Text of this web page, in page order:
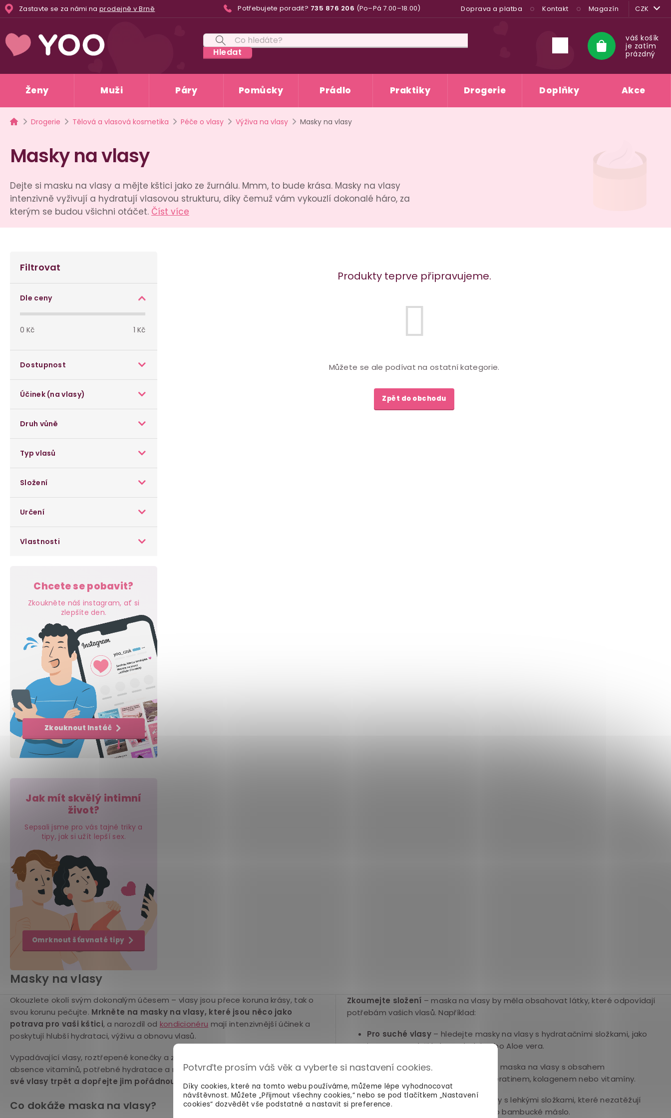
Potvrďte prosím váš věk a vyberte si nastavení cookies.
Díky cookies, které na tomto webu používáme, můžeme lépe vyhodnocovat
návštěvnost. Můžete „Přijmout všechny cookies,“ nebo se pod tlačítkem „Nastavení
cookies“ dozvědět vše podstatné a nastavit si preference.
Přejít
na
Zastavte se za námi na prodejně v Brně Potřebujete poradit? 735 876 206 (Po–Pá 7.00–18.00) Doprava a platba Kontakt Magazín CZK
Hledat
Nákupní
košík
váš košík
je zatím
prázdný
Ženy Muži Páry Pomůcky Prádlo Praktiky Drogerie Doplňky Akce
Domů
Drogerie Tělová a vlasová kosmetika Péče o vlasy Výživa na vlasy Masky na vlasy
Masky na vlasy
Dejte si masku na vlasy a mějte kštici jako ze žurnálu. Mmm, to bude krása. Masky na vlasy
intenzivně vyživují a hydratují vlasovou strukturu, díky čemuž vám vykouzlí dokonalé háro, za
kterým se budou všichni otáčet. Číst více
o
n
p
e
l
Filtrovat
Dle ceny
0 Kč 1 Kč
Dostupnost
Účinek (na vlasy)
Druh vůně
Typ vlasů
Složení
Určení
Vlastnosti
Chcete se pobavit?
Zkoukněte náš instagram, ať si
zlepšíte den.
Zkouknout Instáč
Jak mít skvělý intimní
život?
Sepsali jsme pro vás tajné triky a
tipy, jak si užít lepší sex.
Omrknout šťavnaté tipy
Produkty teprve připravujeme.
Můžete se ale podívat na ostatní kategorie.
Zpět do obchodu
Masky na vlasy
Okouzlete okolí svým dokonalým účesem – vlasy jsou přece koruna krásy, tak o
svou korunu pečujte. Mrkněte na masky na vlasy, které jsou něco jako
potrava pro vaši kštici, a narozdíl od kondicionéru mají intenzivnější účinek a
poskytují hlubší hydrataci, výživu a obnovu vlasů.
Vypadávající vlasy, roztřepené konečky a ztráta lesku jsou viditelné příznaky
absence vitamínů, potřebné hydratace a nedostatečné péče.Tak nenechte
své vlasy trpět a dopřejte jim pořádnou
výživu od kořínků až ke konečkům
Co dokáže maska na vlasy?
Zkoumejte složení – maska na vlasy by měla obsahovat látky, které odpovídají
potřebám vašich vlasů. Například:
Pro suché vlasy – hledejte masky na vlasy s hydratačními složkami, jako
jsou arganový či kokosový olej nebo Aloe vera.
Pro poškozené vlasy
– je vhodná maska na vlasy s obsahem
regeneračních složek, například keratinem, kolagenem nebo vitamíny.
Pro jemné vlasy– vybírejte masky s lehkými složkami, které nezatěžují
vlasy, jako je např. panthenol nebo bambucké máslo.